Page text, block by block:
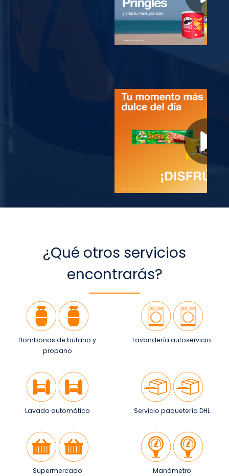
¿Qué otros servicios
encontrarás?
Bombonas de butano y
propano
Lavandería autoservicio
Lavado automático Servicio paquetería DHL
Supermercado Manómetro